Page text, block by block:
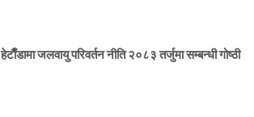
हेटाैँडामा जलवायु परिवर्तन नीति २०८३ तर्जुमा सम्बन्धी गोष्ठी